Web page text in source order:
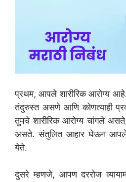
प्रथम, आपले शारीरिक आरोग्य आहे.
तंदुरुस्त असणे आणि कोणत्याही
तुमचे शारीरिक आरोग्य चांगले
असते. संतुलित आहार घेऊन आपले
येते.
दुसरे म्हणजे, आपण दररोज